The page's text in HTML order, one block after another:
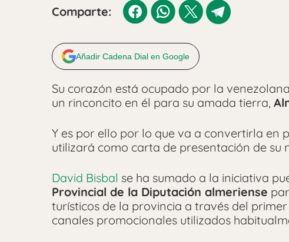
Comparte:
Añadir Cadena Dial en Google
Su corazón está ocupado por la venezolana
un rinconcito en él para su amada tierra,
Y es por ello por lo que va a convertirla en
utilizará como carta de presentación de su
David Bisbal se ha sumado a la iniciativa
Provincial de la Diputación almeriense
turísticos de la provincia a través del
canales promocionales utilizados